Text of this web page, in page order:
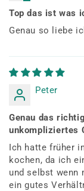
Top das ist was
Genau so liebe
Peter
Genau das
unkompliziertes
Ich hatte früher
kochen, da ich
und selbst wenn
ein gutes